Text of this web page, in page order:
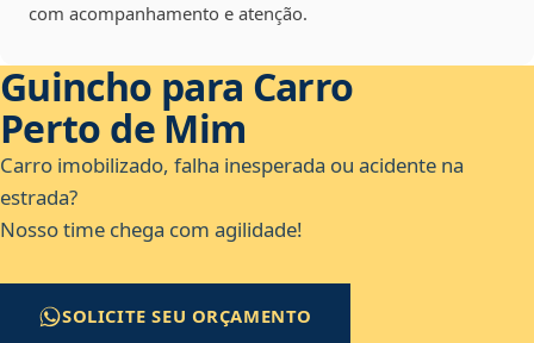
com acompanhamento e atenção.
Guincho para Carro
Perto de Mim
Carro imobilizado, falha inesperada ou acidente na
estrada?
Nosso time chega com agilidade!
SOLICITE SEU ORÇAMENTO